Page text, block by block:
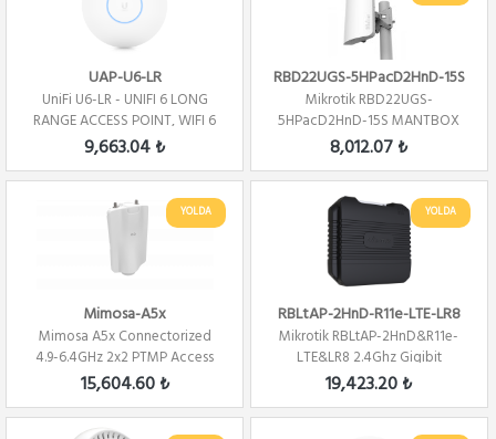
UAP-U6-LR
UniFi U6-LR - UNIFI 6 LONG
RANGE ACCESS POINT, WIFI 6
9,663.04 ₺
RBD22UGS-5HPacD2HnD-15S
Mikrotik RBD22UGS-
5HPacD2HnD-15S MANTBOX
52 15S 5 Ghz,2.4 Ghz 15d...
8,012.07 ₺
YOLDA
Mimosa-A5x
Mimosa A5x Connectorized
4.9-6.4GHz 2x2 PTMP Access
Point
15,604.60 ₺
YOLDA
RBLtAP-2HnD-R11e-LTE-LR8
Mikrotik RBLtAP-2HnD&R11e-
LTE&LR8 2.4Ghz Gigibit
Ethernet Portu Lo...
19,423.20 ₺